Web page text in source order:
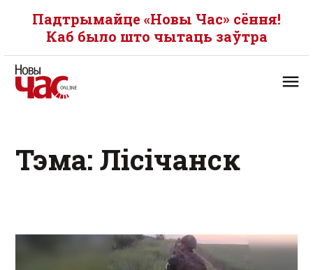
Падтрымайце «Новы Час» сёння!
Каб было што чытаць заўтра
Тэма: Лісічанск